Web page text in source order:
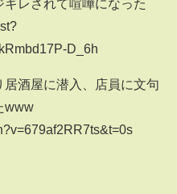
レされて喧嘩になった
D_6h
居酒屋に潜入、店員に文句
www